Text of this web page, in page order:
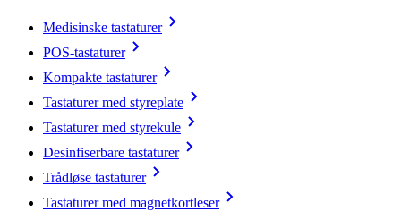
Medisinske tastaturer
POS-tastaturer
Kompakte tastaturer
Tastaturer med styreplate
Tastaturer med styrekule
Desinfiserbare tastaturer
Trådløse tastaturer
Tastaturer med magnetkortleser